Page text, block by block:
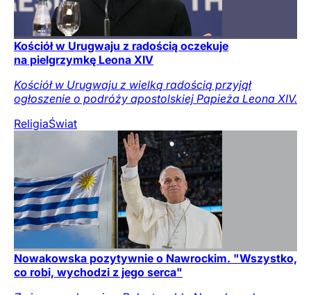
Kościół w Urugwaju z radością oczekuje
na pielgrzymkę Leona XIV
Kościół w Urugwaju z wielką radością przyjął
ogłoszenie o podróży apostolskiej Papieża Leona XIV.
ReligiaŚwiat
Nowakowska pozytywnie o Nawrockim. "Wszystko,
co robi, wychodzi z jego serca"